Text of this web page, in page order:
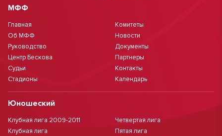
МФФ
Главная
Об МФФ
Руководство
Центр Бескова
Судьи
Стадионы
Комитеты
Новости
Документы
Партнеры
Контакты
Календарь
Юношеский
Клубная лига 2009-2011
Клубная лига
Четвертая лига
Пятая лига